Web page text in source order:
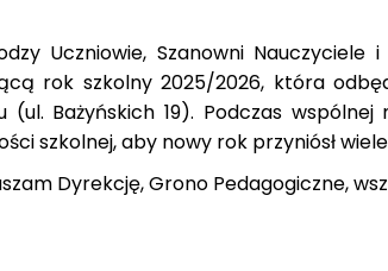
Szanowni Nauczyciele i
rok szkolny 2025/2026, która
(ul. Bażyńskich 19). Podczas
szkolnej, aby nowy rok przyniósł
Dyrekcję, Grono Pedagogiczne,